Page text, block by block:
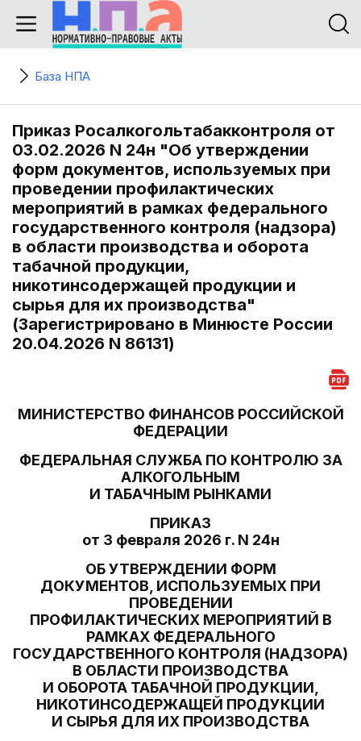
База НПА
Приказ Росалкогольтабакконтроля от
03.02.2026 N 24н "Об утверждении
форм документов, используемых при
проведении профилактических
мероприятий в рамках федерального
государственного контроля (надзора)
в области производства и оборота
табачной продукции,
никотинсодержащей продукции и
сырья для их производства"
(Зарегистрировано в Минюсте России
20.04.2026 N 86131)
МИНИСТЕРСТВО ФИНАНСОВ РОССИЙСКОЙ
ФЕДЕРАЦИИ
ФЕДЕРАЛЬНАЯ СЛУЖБА ПО КОНТРОЛЮ ЗА
АЛКОГОЛЬНЫМ
И ТАБАЧНЫМ РЫНКАМИ
ПРИКАЗ
от 3 февраля 2026 г. N 24н
ОБ УТВЕРЖДЕНИИ ФОРМ
ДОКУМЕНТОВ, ИСПОЛЬЗУЕМЫХ ПРИ
ПРОВЕДЕНИИ
ПРОФИЛАКТИЧЕСКИХ МЕРОПРИЯТИЙ В
РАМКАХ ФЕДЕРАЛЬНОГО
ГОСУДАРСТВЕННОГО КОНТРОЛЯ (НАДЗОРА)
В ОБЛАСТИ ПРОИЗВОДСТВА
И ОБОРОТА ТАБАЧНОЙ ПРОДУКЦИИ,
НИКОТИНСОДЕРЖАЩЕЙ ПРОДУКЦИИ
И СЫРЬЯ ДЛЯ ИХ ПРОИЗВОДСТВА